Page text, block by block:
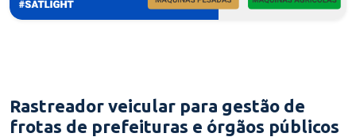
Rastreador veicular para gestão de
frotas de prefeituras e órgãos públicos